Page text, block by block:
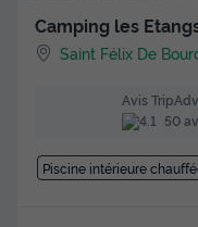
Camping les
Saint Félix De
Avis
50
Piscine intérieure